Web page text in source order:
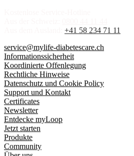
+41 58 234 71 11
service@mylife-diabetescare.ch
Informationssicherheit
Koordinierte Offenlegung
Rechtliche Hinweise
Datenschutz und Cookie Policy
Support und Kontakt
Certificates
Newsletter
Entdecke myLoop
Jetzt starten
Produkte
Community